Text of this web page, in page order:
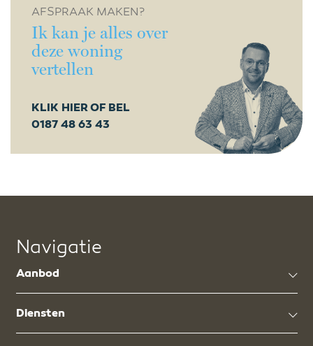
AFSPRAAK MAKEN?
Ik kan je alles over
deze woning
vertellen
KLIK HIER OF BEL
0187 48 63 43
Navigatie
Aanbod
Diensten